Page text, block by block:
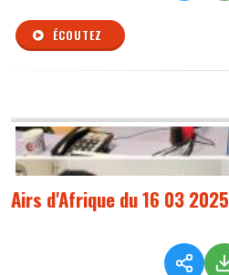
ÉCOUTEZ
Airs d'Afrique du 16 03 2025